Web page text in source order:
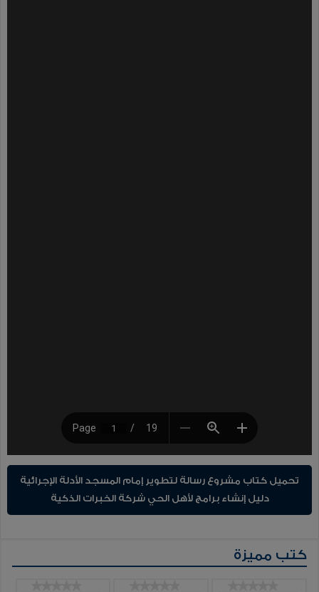
تحميل كتاب مشروع رسالة لتطوير إمام المسجد الأدلة الإجرائية
دليل إنشاء برامج لأهل الحي شركة الخبرات الذكية
كتب مميزة